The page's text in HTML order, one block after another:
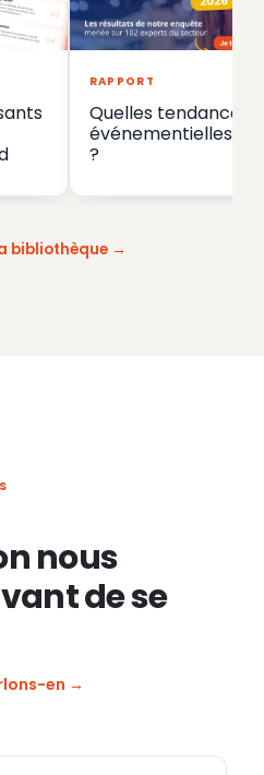
RAPPORT
Quelles tendances
événementielles en
?
bibliothèque
nous
de se
en →